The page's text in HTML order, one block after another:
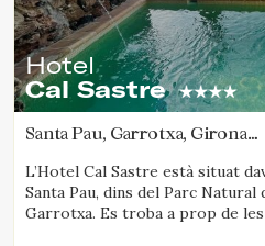
Hotel
Cal Sastre
Santa Pau, Garrotxa, Girona
L’Hotel Cal Sastre està situat
Santa Pau, dins del Parc Natural
Garrotxa. Es troba a prop de